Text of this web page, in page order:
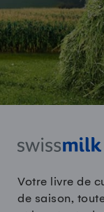
Votre livre de
de saison,